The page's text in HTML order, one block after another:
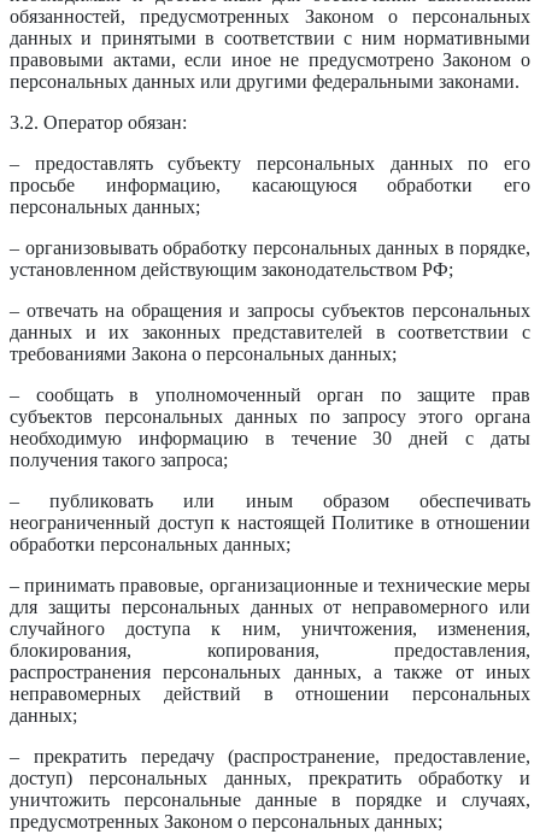
обязанностей, предусмотренных Законом о персональных
данных и принятыми в соответствии с ним нормативными
правовыми актами, если иное не предусмотрено Законом о
персональных данных или другими федеральными законами.
3.2. Оператор обязан:
– предоставлять субъекту персональных данных по его
просьбе информацию, касающуюся обработки его
персональных данных;
– организовывать обработку персональных данных в порядке,
установленном действующим законодательством РФ;
– отвечать на обращения и запросы субъектов персональных
данных и их законных представителей в соответствии с
требованиями Закона о персональных данных;
– сообщать в уполномоченный орган по защите прав
субъектов персональных данных по запросу этого органа
необходимую информацию в течение 30 дней с даты
получения такого запроса;
– публиковать или иным образом обеспечивать
неограниченный доступ к настоящей Политике в отношении
обработки персональных данных;
– принимать правовые, организационные и технические меры
для защиты персональных данных от неправомерного или
случайного доступа к ним, уничтожения, изменения,
блокирования, копирования, предоставления,
распространения персональных данных, а также от иных
неправомерных действий в отношении персональных
данных;
– прекратить передачу (распространение, предоставление,
доступ) персональных данных, прекратить обработку и
уничтожить персональные данные в порядке и случаях,
предусмотренных Законом о персональных данных;